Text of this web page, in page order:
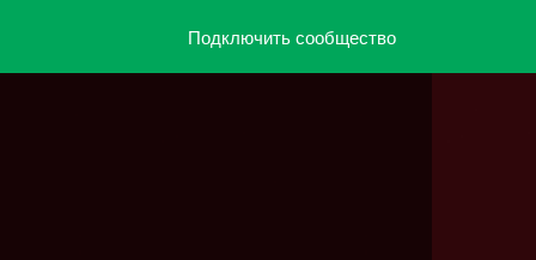
Подключить сообщество